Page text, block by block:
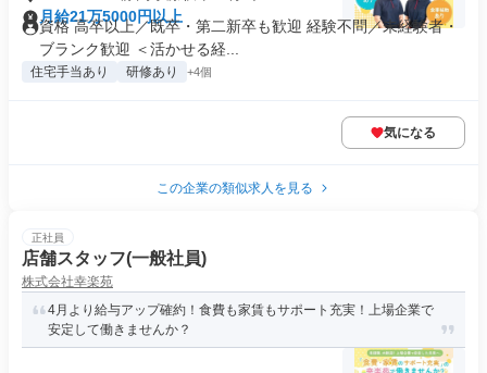
月給21万5000円以上
資格 高卒以上／既卒・第二新卒も歓迎 経験不問／未経験者・
ブランク歓迎 ＜活かせる経...
住宅手当あり 研修あり +4個
気になる
この企業の類似求人を見る
正社員
店舗スタッフ(一般社員)
株式会社幸楽苑
4月より給与アップ確約！食費も家賃もサポート充実！上場企業で
安定して働きませんか？